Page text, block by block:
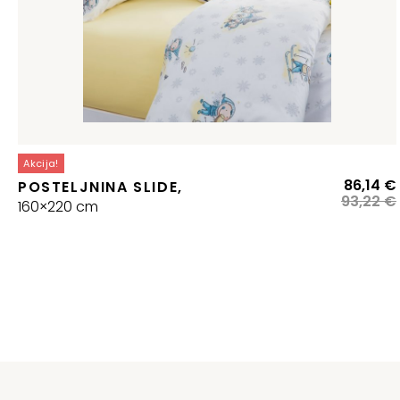
Akcija!
POSTELJNINA SLIDE,
160×220 cm
93,22€
86,14 €